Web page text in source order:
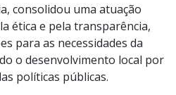
consolidou uma atuação
ética e pela transparência,
para as necessidades da
o desenvolvimento local por
políticas públicas.